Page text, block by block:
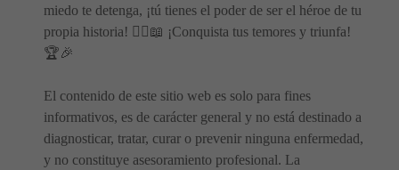
miedo te detenga, ¡tú tienes el poder de ser el héroe de tu
propia historia! 🦸‍♂️📖 ¡Conquista tus temores y triunfa!
🏆🎉
El contenido de este sitio web es solo para fines
informativos, es de carácter general y no está destinado a
diagnosticar, tratar, curar o prevenir ninguna enfermedad,
y no constituye asesoramiento profesional. La